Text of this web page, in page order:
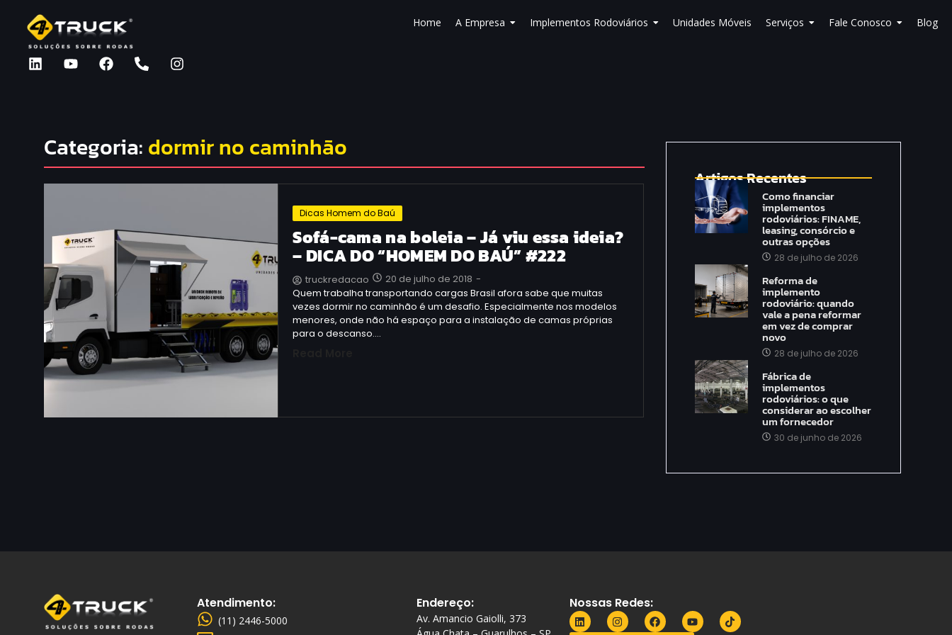
Home A Empresa Implementos Rodoviários Unidades Móveis Serviços Fale Conosco Blog
Categoria: dormir no caminhão
Dicas Homem do Baú
Sofá-cama na boleia – Já viu essa ideia?
– DICA DO “HOMEM DO BAÚ” #222
truckredacao 20 de julho de 2018 -
Quem trabalha transportando cargas Brasil afora sabe que muitas
vezes dormir no caminhão é um desafio. Especialmente nos modelos
menores, onde não há espaço para a instalação de camas próprias
para o descanso.…
Artigos Recentes
Como financiar
implementos
rodoviários: FINAME,
leasing, consórcio e
outras opções
28 de julho de 2026
Reforma de
implemento
rodoviário: quando
vale a pena reformar
em vez de comprar
novo
28 de julho de 2026
Fábrica de
implementos
rodoviários: o que
considerar ao escolher
um fornecedor
30 de junho de 2026
Atendimento:
(11) 2446-5000
Endereço:
Av. Amancio Gaiolli, 373
Nossas Redes: